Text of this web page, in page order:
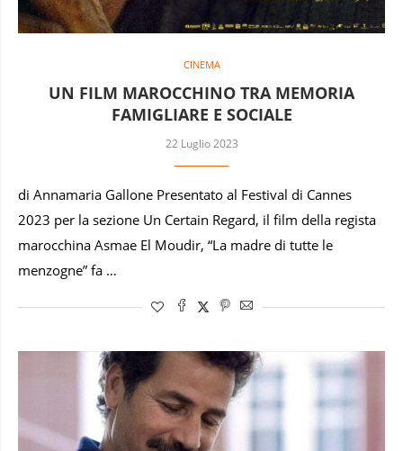
CINEMA
UN FILM MAROCCHINO TRA MEMORIA
FAMIGLIARE E SOCIALE
22 Luglio 2023
di Annamaria Gallone Presentato al Festival di Cannes
2023 per la sezione Un Certain Regard, il film della regista
marocchina Asmae El Moudir, “La madre di tutte le
menzogne” fa …